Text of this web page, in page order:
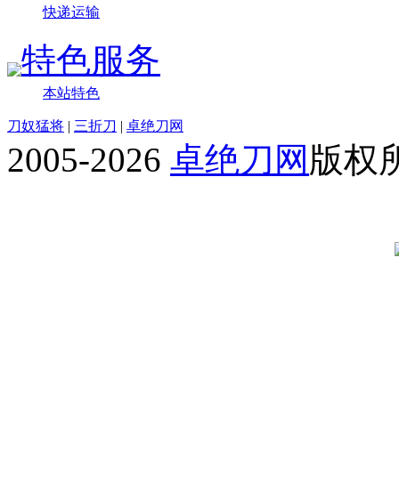
快递运输
特色服务
本站特色
刀奴猛将 | 三折刀 | 卓绝刀网
2005-2026 卓绝刀网 版权